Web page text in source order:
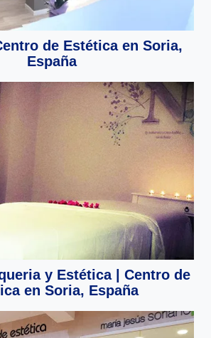
de Estética en Soria,
España
y Estética | Centro de
en Soria, España